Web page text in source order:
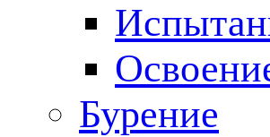
Бурение